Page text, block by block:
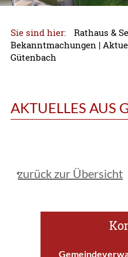
Sie sind hier:
Rathaus &
Bekanntmachungen|
Gütenbach
AKTUELLES AUS
zurück zur Übersicht